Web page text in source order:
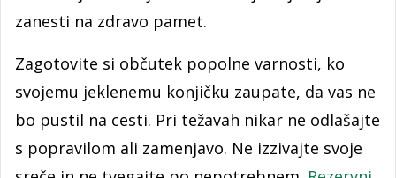
zanesti na zdravo pamet.
Zagotovite si občutek popolne varnosti, ko
svojemu jeklenemu konjičku zaupate, da vas ne
bo pustil na cesti. Pri težavah nikar ne odlašajte
s popravilom ali zamenjavo. Ne izzivajte svoje